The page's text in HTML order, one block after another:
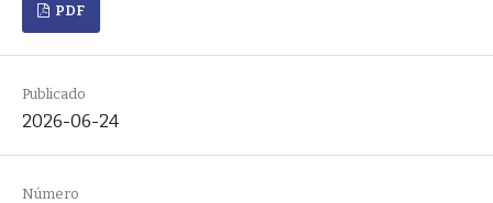
PDF
Publicado
2026-06-24
Número